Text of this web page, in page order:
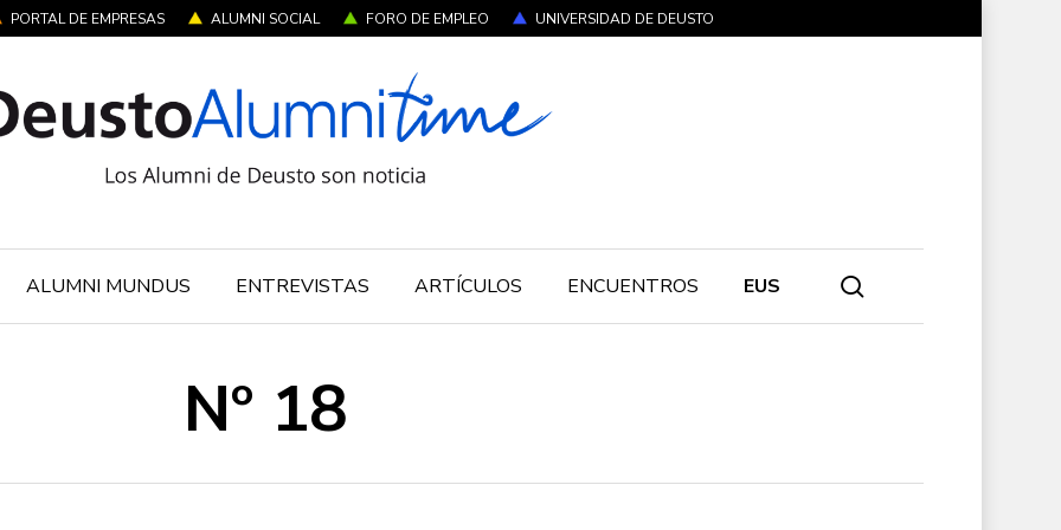
PORTAL DE EMPRESAS ALUMNI SOCIAL FORO DE EMPLEO UNIVERSIDAD DE DEUSTO
ALUMNI MUNDUS ENTREVISTAS ARTÍCULOS ENCUENTROS EUS
Nº 18